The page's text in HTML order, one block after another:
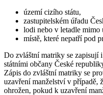
území cizího státu,
zastupitelském úřadu
lodi nebo v letadle mimo
místě, které nepatří pod
Do zvláštní matriky se zapisují
státními občany České
Zápis do zvláštní matriky se
uzavření manželství v případě,
ohrožen, pokud k uzavření